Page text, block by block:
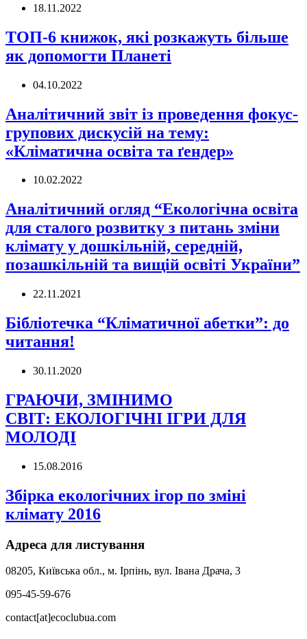
18.11.2022
ТОП-6 книжок, які розкажуть більше
як допомогти Планеті
04.10.2022
Аналітичний звіт із проведення фокус-
групових дискусій на тему:
«Кліматична освіта та ґендер»
10.02.2022
Аналітичний огляд “Екологічна освіта
для сталого розвитку з питань зміни
клімату у дошкільній, середній,
позашкільній та вищій освіті України”
22.11.2021
Бібліотечка “Кліматичної абетки”: до
читання!
30.11.2020
ГРАЮЧИ, ЗМІНИМО
СВІТ: ЕКОЛОГІЧНІ ІГРИ ДЛЯ
МОЛОДІ
15.08.2016
Збірка екологічних ігор по зміні
клімату 2016
Адреса для листування
08205, Київська обл., м. Ірпінь, вул. Івана Драча, 3
095-45-59-676
contact[at]ecoclubua.com